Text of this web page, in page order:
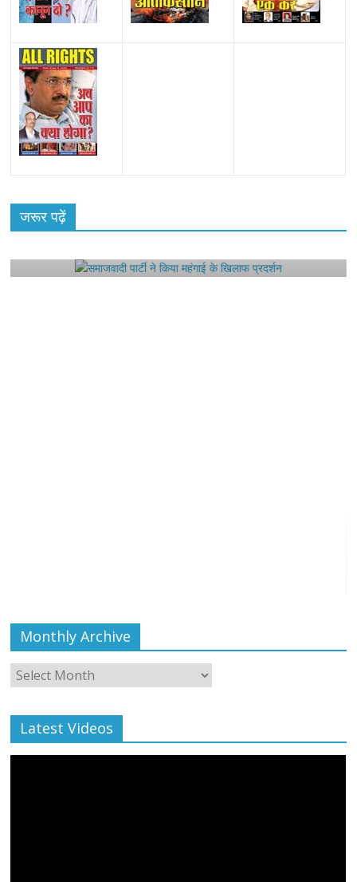
जरूर पढ़ें
राजनीतिक
समाजवादी पार्टी ने किया महंगाई के खिलाफ प्रदर्शन
Monthly Archive
Monthly
Archive
Latest Videos